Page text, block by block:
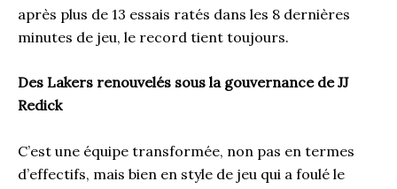
après plus de 13 essais ratés dans les 8 dernières
minutes de jeu, le record tient toujours.
Des Lakers renouvelés sous la gouvernance de JJ
Redick
C’est une équipe transformée, non pas en termes
d’effectifs, mais bien en style de jeu qui a foulé le